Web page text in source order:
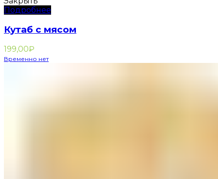
Подробнее
Кутаб с мясом
199,00₽
Временно нет